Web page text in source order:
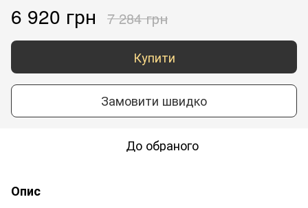
6 920 грн 7 284 грн
Купити
Замовити швидко
До обраного
Опис